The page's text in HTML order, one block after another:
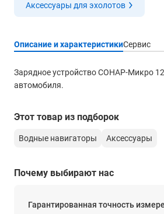
Аксессуары для эхолотов
Описание и характеристикиСервис
Зарядное устройство СОНАР-Микро
автомобиля.
Этот товар из подборок
Водные навигаторы Аксессуары
Почему выбирают нас
Гарантированная точность